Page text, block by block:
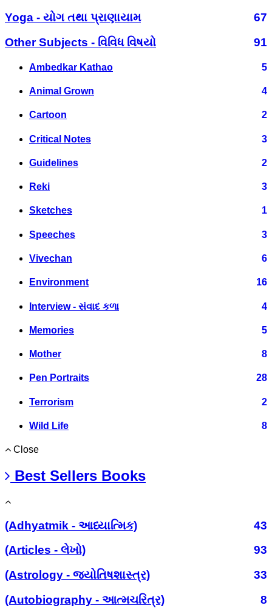
Yoga - યોગ તથા પ્રાણાયામ
67
Other Subjects - વિવિધ વિષયો
91
Ambedkar Kathao 5
Animal Grown 4
Cartoon 2
Critical Notes 3
Guidelines 2
Reki 3
Sketches 1
Speeches 3
Vivechan 6
Environment 16
Interview - સંવાદ કળા 4
Memories 5
Mother 8
Pen Portraits 28
Terrorism 2
Wild Life 8
Close
Best Sellers Books
(Adhyatmik - આધ્યાત્મિક)
43
(Articles - લેખો)
93
(Astrology - જ્યોતિષશાસ્ત્ર)
33
(Autobiography - આત્મચરિત્ર)
8